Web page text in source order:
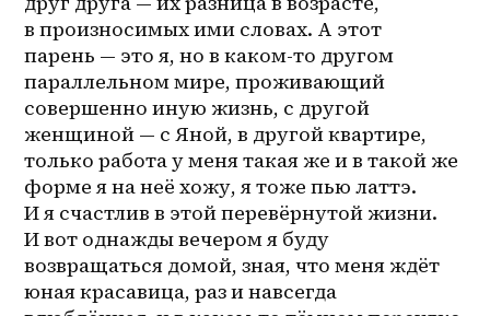
в произносимых ими словах. А этот
парень — это я, но в каком-то другом
параллельном мире, проживающий
совершенно иную жизнь, с другой
женщиной — с Яной, в другой квартире,
только работа у меня такая же и в такой же
форме я на неё хожу, я тоже пью латтэ.
И я счастлив в этой перевёрнутой жизни.
И вот однажды вечером я буду
возвращаться домой, зная, что меня ждёт
юная красавица, раз и навсегда